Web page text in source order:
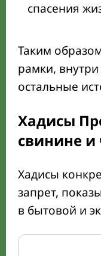
спасения
Таким
рамки,
остальные
Хадисы
свинине и
Хадисы
запрет,
в бытовой и